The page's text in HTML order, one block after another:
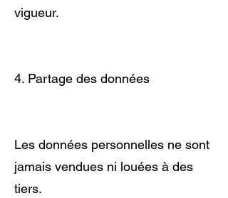
vigueur.
4. Partage des données
Les données personnelles ne sont
jamais vendues ni louées à des
tiers.